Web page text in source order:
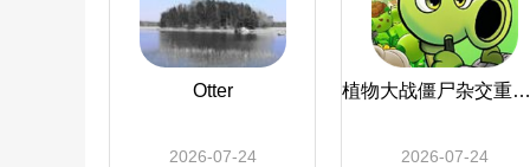
Otter
2026-07-24
植物大战僵尸杂交重制版
2026-07-24